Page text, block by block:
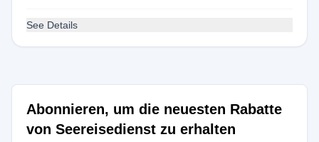
See Details
Abonnieren, um die neuesten Rabatte
von Seereisedienst zu erhalten